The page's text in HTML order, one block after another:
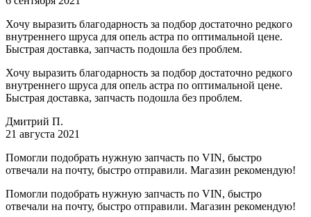
Хочу выразить благодарность за подбор достаточно редкого
внутреннего шруса для опель астра по оптимальной цене.
Быстрая доставка, запчасть подошла без проблем.
Хочу выразить благодарность за подбор достаточно редкого
внутреннего шруса для опель астра по оптимальной цене.
Быстрая доставка, запчасть подошла без проблем.
Дмитрий П.
21 августа 2021
Помогли подобрать нужную запчасть по VIN, быстро
отвечали на почту, быстро отправили. Магазин рекомендую!
Помогли подобрать нужную запчасть по VIN, быстро
отвечали на почту, быстро отправили. Магазин рекомендую!